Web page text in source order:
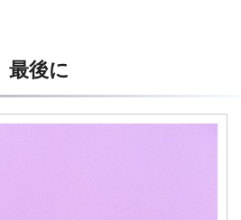
最後に